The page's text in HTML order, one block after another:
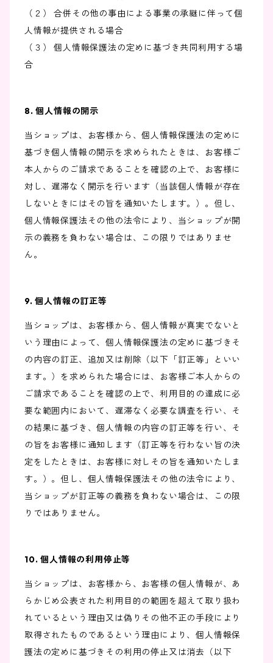
（２） 合併その他の事由による事業の承継に伴って個
人情報が提供される場合
（３） 個人情報保護法の定めに基づき共同利用する場
合
8. 個人情報の開示
当ショップは、お客様から、個人情報保護法の定めに
基づき個人情報の開示を求められたときは、お客様ご
本人からのご請求であることを確認の上で、お客様に
対し、遅滞なく開示を行います（当該個人情報が存在
しないときにはその旨を通知いたします。）。但し、
個人情報保護法その他の法令により、当ショップが開
示の義務を負わない場合は、この限りではありませ
ん。
9. 個人情報の訂正等
当ショップは、お客様から、個人情報が真実でないと
いう理由によって、個人情報保護法の定めに基づきそ
の内容の訂正、追加又は削除（以下「訂正等」といい
ます。）を求められた場合には、お客様ご本人からの
ご請求であることを確認の上で、利用目的の達成に必
要な範囲内において、遅滞なく必要な調査を行い、そ
の結果に基づき、個人情報の内容の訂正等を行い、そ
の旨をお客様に通知します（訂正等を行わない旨の決
定をしたときは、お客様に対しその旨を通知いたしま
す。）。但し、個人情報保護法その他の法令により、
当ショップが訂正等の義務を負わない場合は、この限
りではありません。
10. 個人情報の利用停止等
当ショップは、お客様から、お客様の個人情報が、あ
らかじめ公表された利用目的の範囲を超えて取り扱わ
れているという理由又は偽りその他不正の手段により
取得されたものであるという理由により、個人情報保
護法の定めに基づきその利用の停止又は消去（以下